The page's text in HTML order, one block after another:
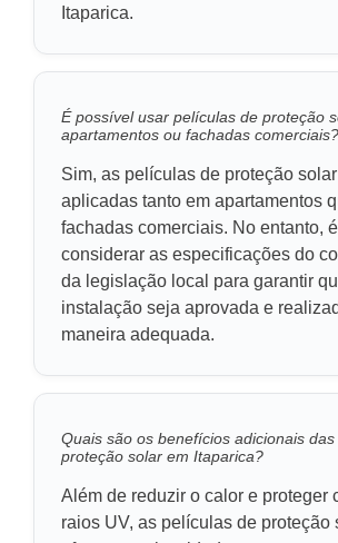
Itaparica.
É possível usar películas de proteção
apartamentos ou fachadas comerciais?
Sim, as películas de proteção
aplicadas tanto em apartamentos
fachadas comerciais. No entanto,
considerar as especificações do
da legislação local para garantir
instalação seja aprovada e
maneira adequada.
Quais são os benefícios adicionais
proteção solar em Itaparica?
Além de reduzir o calor e proteger
raios UV, as películas de proteção